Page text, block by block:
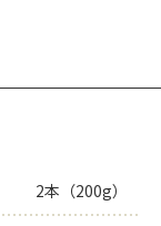
2本（200g）